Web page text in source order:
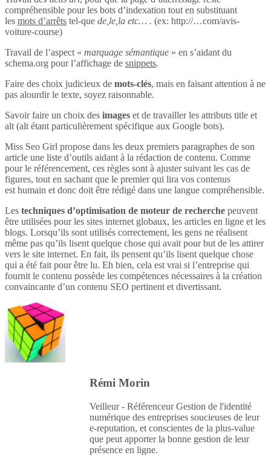
compréhensible pour les bots d’indexation tout en substituant
les mots d’arrêts tel-que de,le,la etc… . (ex: http://…com/avis-
voiture-course)
Travail de l’aspect « marquage sémantique » en s’aidant du
schema.org pour l’affichage de snippets.
Faire des choix judicieux de mots-clés, mais en faisant attention à ne
pas alourdir le texte, soyez raisonnable.
Savoir faire un choix des images et de travailler les attributs title et
alt (alt étant particulièrement spécifique aux Google bots).
Miss Seo Girl propose dans les deux premiers paragraphes de son
article une liste d’outils aidant à la rédaction de contenu. Comme
pour le référencement, ces règles sont à ajuster suivant les cas de
figures, tout en sachant que le premier qui lira vos contenus
est humain et donc doit être rédigé dans une langue compréhensible.
Les techniques d’optimisation de moteur de recherche peuvent
être utilisées pour les sites internet globaux, les articles en ligne et les
blogs. Lorsqu’ils sont utilisés correctement, les gens ne réalisent
même pas qu’ils lisent quelque chose qui avait pour but de les attirer
vers le site internet. En fait, ils pensent qu’ils lisent quelque chose
qui a été fait pour être lu. Eh bien, cela est vrai si l’entreprise qui
fournit le contenu possède les compétences nécessaires à la création
convaincante d’un contenu SEO pertinent et divertissant.
Rémi Morin
Veilleur - Référenceur Gestion de l'identité
numérique des entreprises soucieuses de leur
e-reputation, et conscientes de la plus-value
que peut apporter la bonne gestion de leur
présence en ligne.